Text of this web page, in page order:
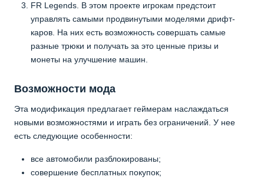
FR Legends. В этом проекте игрокам предстоит
управлять самыми продвинутыми моделями дрифт-
каров. На них есть возможность совершать самые
разные трюки и получать за это ценные призы и
монеты на улучшение машин.
Возможности мода
Эта модификация предлагает геймерам наслаждаться
новыми возможностями и играть без ограничений. У нее
есть следующие особенности:
все автомобили разблокированы;
совершение бесплатных покупок;